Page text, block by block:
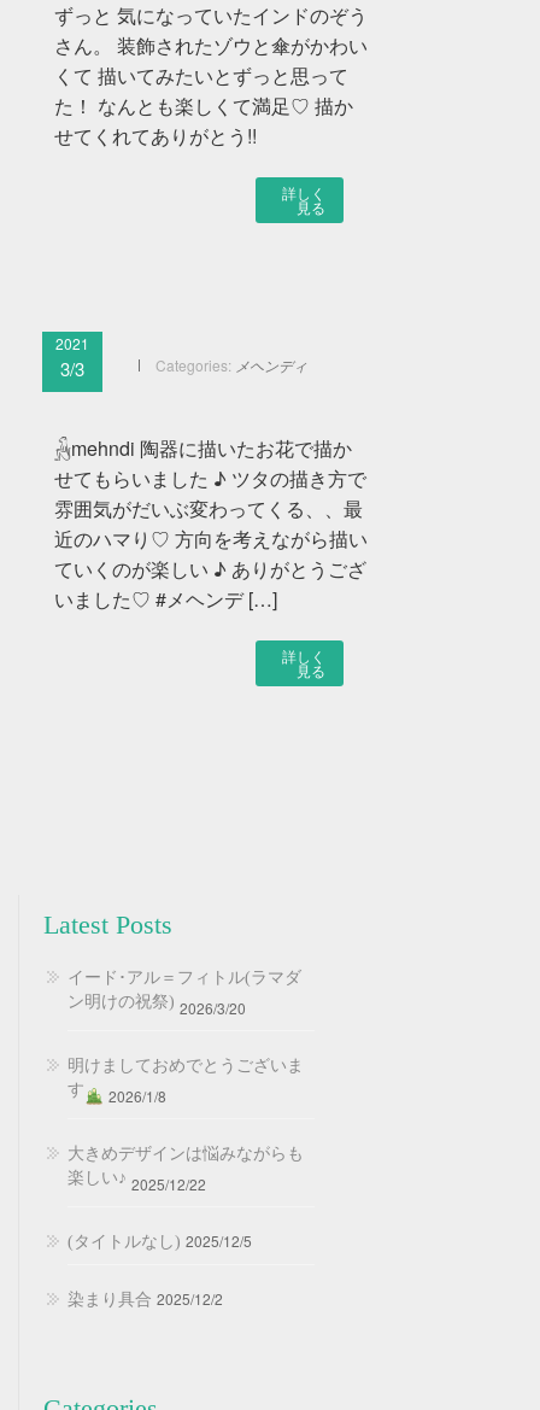
ずっと 気になっていたインドのぞう
さん。 装飾されたゾウと傘がかわい
くて 描いてみたいとずっと思って
た！ なんとも楽しくて満足♡ 描か
せてくれてありがとう!!
詳しく
見る
2021
3/3 Categories: メヘンディ
𓃻mehndi 陶器に描いたお花で描か
せてもらいました ♪ ツタの描き方で
雰囲気がだいぶ変わってくる、、最
近のハマり♡ 方向を考えながら描い
ていくのが楽しい ♪ ありがとうござ
いました♡ #メヘンデ […]
詳しく
見る
Latest Posts
イード･アル＝フィトル(ラマダ
ン明けの祝祭) 2026/3/20
明けましておめでとうございま
す 2026/1/8
大きめデザインは悩みながらも
楽しい♪ 2025/12/22
(タイトルなし) 2025/12/5
染まり具合 2025/12/2